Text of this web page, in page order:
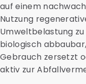
auf einem
Nutzung
Umweltbelastung
biologisch
Gebrauch zersetzt
aktiv zur